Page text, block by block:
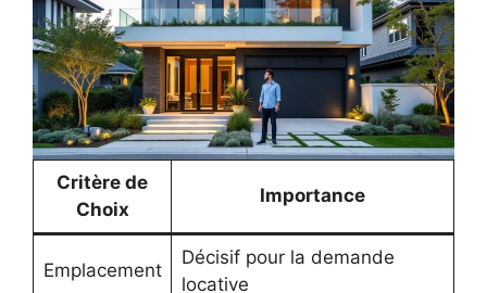
Critère de
Choix
Importance
Emplacement
Décisif pour la demande
locative